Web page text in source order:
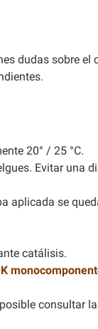
dudas sobre el
20° / 25 °C.
Evitar una
aplicada se
catálisis.
consultar